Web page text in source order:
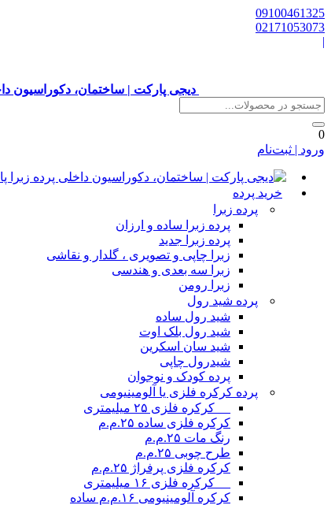
09100461325
02171053073
|
دیجی پارکت | ساختمان، دکوراسیون
0
ورود | ثبت‌نام
خرید پرده
پرده زبرا
پرده زبرا ساده و ارزان
پرده زبرا جدید
زبرا چاپی و تصویری ، گلدار و نقاشی
زبرا سه بعدی و هندسی
زبرا رومن
پرده شید رول
شید رول ساده
شید رول بلک اوت
شید سان اسکرین
شیدرول چاپی
پرده کودک و نوجوان
پرده کرکره فلزی یا آلومینیومی
__ کرکره فلزی ۲۵ میلیمتری
کرکره فلزی ساده ۲۵.م.م
رنگ مات ۲۵.م.م
طرح چوبی ۲۵.م.م
کرکره فلزی پرفراژ ۲۵.م.م
__ کرکره فلزی ۱۶ میلیمتری
کرکره آلومینیومی ۱۶.م.م ساده